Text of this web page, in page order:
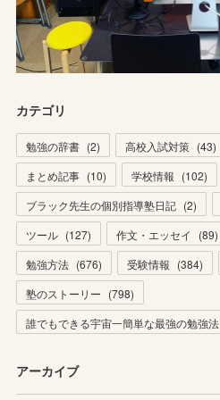
カテゴリ
勉強の辞書 (2) 高校入試対策 (43)
まとめ記事 (10) 学校情報 (102)
ブラック先生の個別指導塾日記 (2)
ツール (127) 作文・エッセイ (89)
勉強方法 (676) 受験情報 (384)
塾のストーリー (798)
誰でもできる宇宙一簡単な最強の勉強法
アーカイブ